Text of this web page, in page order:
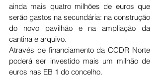
ainda mais quatro milhões de euros que
serão gastos na secundária: na construção
do novo pavilhão e na ampliação da
cantina e arquivo.
Através de financiamento da CCDR Norte
poderá ser investido mais um milhão de
euros nas EB 1 do concelho.